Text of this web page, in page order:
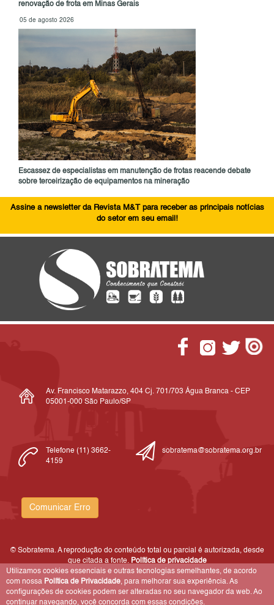
renovação de frota em Minas Gerais
05 de agosto 2026
Escassez de especialistas em manutenção de frotas reacende debate
sobre terceirização de equipamentos na mineração
Assine a newsletter da Revista M&T para receber as principais notícias
do setor em seu email!
Av. Francisco Matarazzo, 404 Cj. 701/703 Água Branca - CEP
05001-000 São Paulo/SP
Telefone (11) 3662-
4159
sobratema@sobratema.org.br
Comunicar Erro
© Sobratema. A reprodução do conteúdo total ou parcial é autorizada, desde
que citada a fonte. Política de privacidade
Utilizamos cookies essenciais e outras tecnologias semelhantes, de acordo
com nossa Política de Privacidade, para melhorar sua experiência. As
configurações de cookies podem ser alteradas no seu navegador da web. Ao
continuar navegando, você concorda com essas condições.